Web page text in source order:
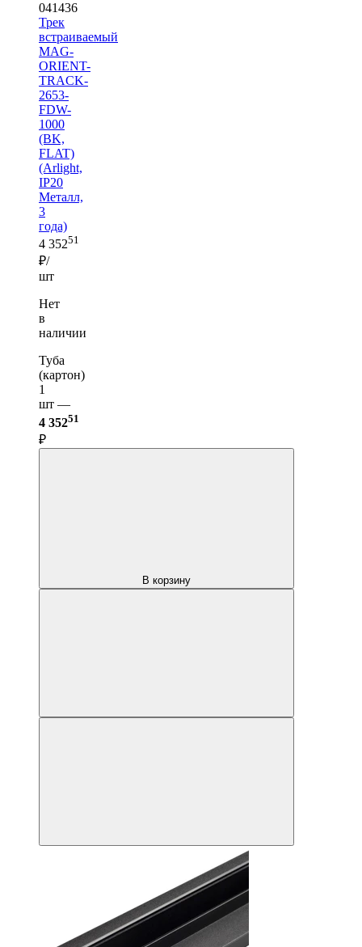
041436
Трек
встраиваемый
MAG-
ORIENT-
TRACK-
2653-
FDW-
1000
(BK,
FLAT)
(Arlight,
IP20
Металл,
3
года)
4 35251
₽/
шт
Нет
в
наличии
Туба
(картон)
1
шт —
4 35251
₽
В корзину